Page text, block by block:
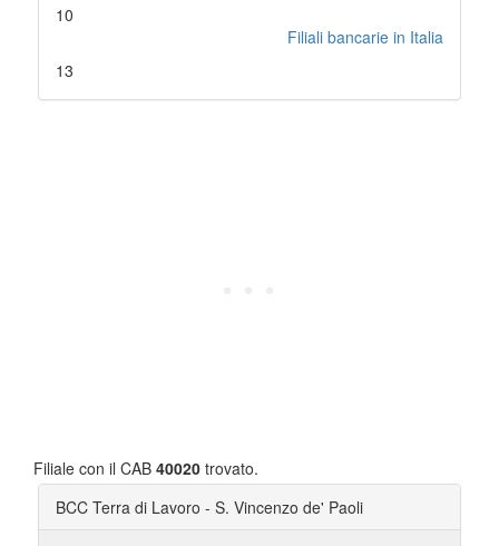
10
Filiali bancarie in Italia
13
Filiale con il CAB 40020 trovato.
BCC Terra di Lavoro - S. Vincenzo de' Paoli